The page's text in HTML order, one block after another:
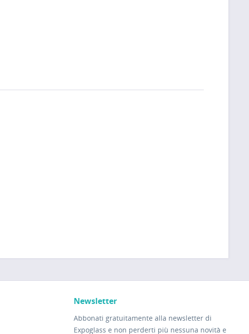
Newsletter
Abbonati gratuitamente alla newsletter di
Expoglass e non perderti più nessuna novità e